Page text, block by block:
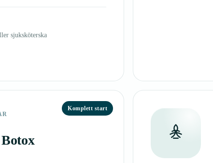
sjuksköterska
Komplett start